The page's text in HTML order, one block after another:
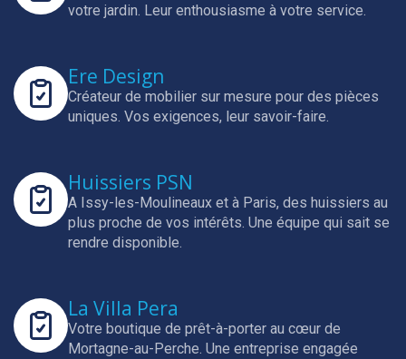
votre jardin. Leur enthousiasme à votre service.
Ere Design
Créateur de mobilier sur mesure pour des pièces
uniques. Vos exigences, leur savoir-faire.
Huissiers PSN
A Issy-les-Moulineaux et à Paris, des huissiers au
plus proche de vos intérêts. Une équipe qui sait se
rendre disponible.
La Villa Pera
Votre boutique de prêt-à-porter au cœur de
Mortagne-au-Perche. Une entreprise engagée